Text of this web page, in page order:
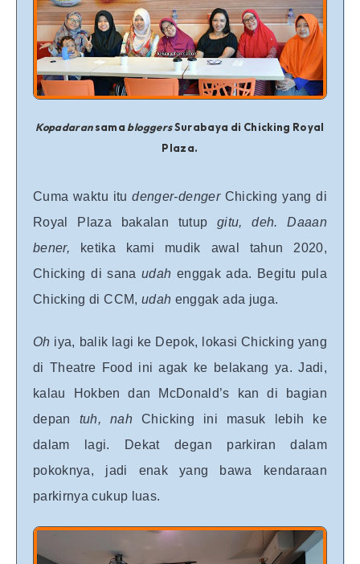
Kopadaransama bloggersSurabaya di Chicking Royal
Plaza.
Cuma waktu itudenger-denger Chicking yang di
Royal Plaza bakalan tutup gitu, deh. Daaan
bener, ketika kami mudik awal tahun 2020,
Chicking di sanaudah enggak ada. Begitu pula
Chicking di CCM, udah enggak ada juga.
Oh iya, balik lagi ke Depok, lokasi Chicking yang
di Theatre Food ini agak ke belakang ya. Jadi,
kalau Hokben dan McDonald’s kan di bagian
depan tuh, nahChicking ini masuk lebih ke
dalam lagi. Dekat degan parkiran dalam
pokoknya, jadi enak yang bawa kendaraan
parkirnya cukup luas.